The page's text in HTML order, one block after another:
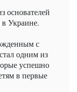
основателей
Украине.
с
одним из
успешно
в первые